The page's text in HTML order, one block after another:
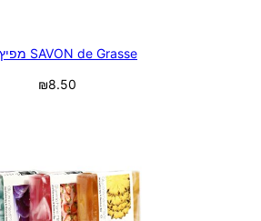
SAVON de Grasse מפיץ ריח
₪8.50